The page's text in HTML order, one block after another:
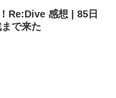
Re:Dive 感想 | 85日
で来た